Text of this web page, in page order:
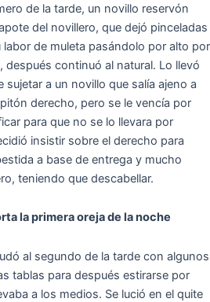
de la tarde, un novillo reservón
del novillero, que dejó pinceladas
de muleta pasándolo por alto por
continuó al natural. Lo llevó
a un novillo que salía ajeno a
derecho, pero se le vencía por
para que no se lo llevara por
insistir sobre el derecho para
a base de entrega y mucho
teniendo que descabellar.
la primera oreja de la noche
al segundo de la tarde con algunos
tablas para después estirarse por
a los medios. Se lució en el quite